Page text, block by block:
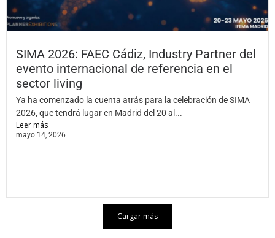
SIMA 2026: FAEC Cádiz, Industry Partner del
evento internacional de referencia en el
sector living
Ya ha comenzado la cuenta atrás para la celebración de SIMA
2026, que tendrá lugar en Madrid del 20 al...
Leer más
mayo 14, 2026
Cargar más